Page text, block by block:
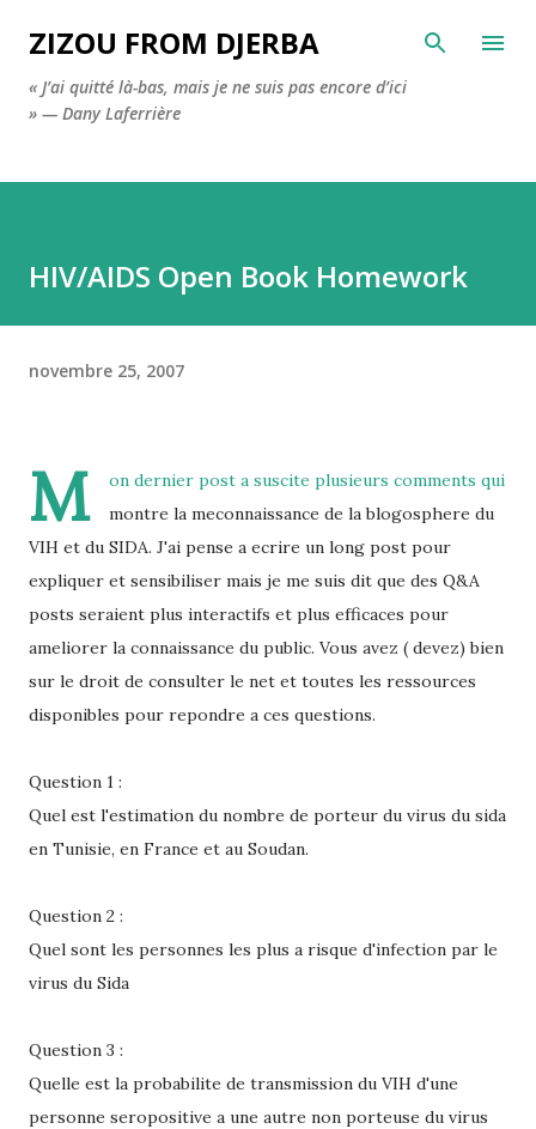
Accéder au contenu principal
ZIZOU FROM DJERBA
« J’ai quitté là-bas, mais je ne suis pas encore d’ici
» — Dany Laferrière
HIV/AIDS Open Book Homework
novembre 25, 2007
M
on dernier post a suscite plusieurs comments qui
montre la meconnaissance de la blogosphere du
VIH et du SIDA. J'ai pense a ecrire un long post pour
expliquer et sensibiliser mais je me suis dit que des Q&A
posts seraient plus interactifs et plus efficaces pour
ameliorer la connaissance du public. Vous avez ( devez) bien
sur le droit de consulter le net et toutes les ressources
disponibles pour repondre a ces questions.
Question 1 :
Quel est l'estimation du nombre de porteur du virus du sida
en Tunisie, en France et au Soudan.
Question 2 :
Quel sont les personnes les plus a risque d'infection par le
virus du Sida
Question 3 :
Quelle est la probabilite de transmission du VIH d'une
personne seropositive a une autre non porteuse du virus